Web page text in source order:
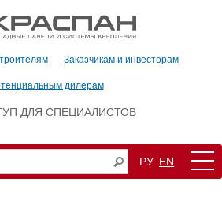
Заказчикам и инвесторам
дилерам
ДЛЯ СПЕЦИАЛИСТОВ
РУ EN